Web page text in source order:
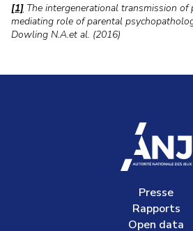
[1] The intergenerational transmission of
mediating role of parental
Dowling N.A.et al. (2016)
Presse
Rapports
Open data